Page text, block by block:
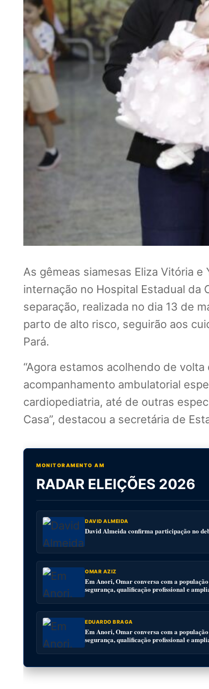
As gêmeas siamesas Eliza Vitória
internação no Hospital Estadual da
separação, realizada no dia 13 de
parto de alto risco, seguirão aos
Pará.
“Agora estamos acolhendo de
acompanhamento ambulatorial
cardiopediatria, até de outras
Casa”, destacou a secretária de
MONITORAMENTO AM
RADAR ELEIÇÕES 2026
DAVID ALMEIDA
David Almeida confirma participação no
OMAR AZIZ
Em Anori, Omar conversa com a
segurança, qualificação profissional e
EDUARDO BRAGA
Em Anori, Omar conversa com a
segurança, qualificação profissional e